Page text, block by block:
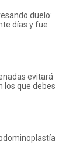
duelo:
días y fue
evitará
los que debes